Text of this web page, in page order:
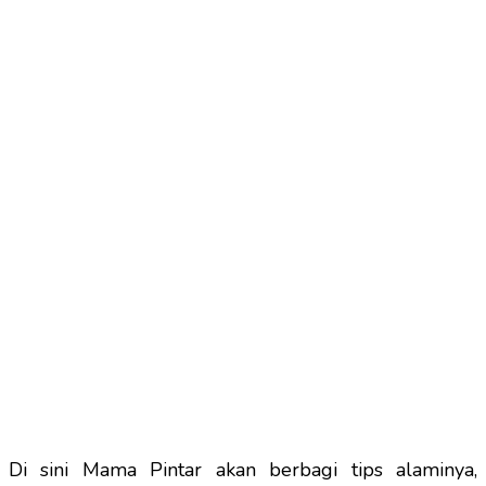
Di sini Mama Pintar akan berbagi tips alaminya,